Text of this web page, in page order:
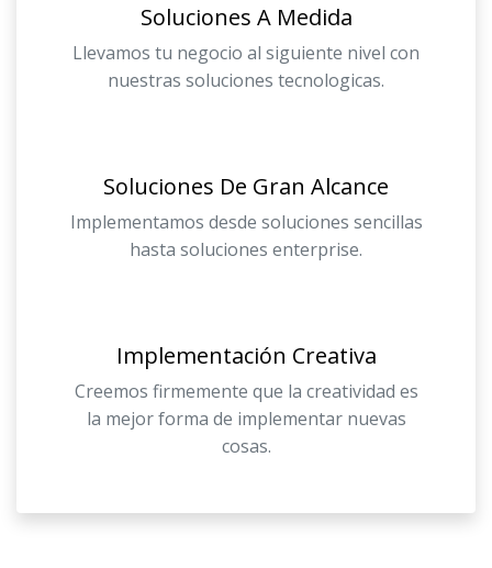
Soluciones A Medida
Llevamos tu negocio al siguiente nivel con
nuestras soluciones tecnologicas.
Soluciones De Gran Alcance
Implementamos desde soluciones sencillas
hasta soluciones enterprise.
Implementación Creativa
Creemos firmemente que la creatividad es
la mejor forma de implementar nuevas
cosas.